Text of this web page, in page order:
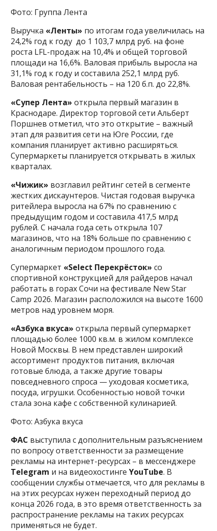
Фото: Группа Лента
Выручка «Ленты» по итогам года увеличилась на
24,2% год к году до 1 103,7 млрд руб. на фоне
роста LFL-продаж на 10,4% и общей торговой
площади на 16,6%. Валовая прибыль выросла на
31,1% год к году и составила 252,1 млрд руб.
Валовая рентабельность – на 120 б.п. до 22,8%.
«Супер Лента» открыла первый магазин в
Краснодаре. Директор торговой сети Альберт
Поршнев отметил, что это открытие – важный
этап для развития сети на Юге России, где
компания планирует активно расширяться.
Супермаркеты планируется открывать в жилых
кварталах.
«Чижик» возглавил рейтинг сетей в сегменте
жестких дискаунтеров. Чистая годовая выручка
ритейлера выросла на 67% по сравнению с
предыдущим годом и составила 417,5 млрд
рублей. С начала года сеть открыла 107
магазинов, что на 18% больше по сравнению с
аналогичным периодом прошлого года.
Супермаркет «Select Перекрёсток» со
спортивной конструкцией для райдеров начал
работать в горах Сочи на фестивале New Star
Camp 2026. Магазин расположился на высоте 1600
метров над уровнем моря.
«Азбука вкуса» открыла первый супермаркет
площадью более 1000 кв.м. в жилом комплексе
Новой Москвы. В нем представлен широкий
ассортимент продуктов питания, включая
готовые блюда, а также другие товары
повседневного спроса — уходовая косметика,
посуда, игрушки. Особенностью новой точки
стала зона кафе с собственной кулинарией.
Фото: Азбука вкуса
ФАС выступила с дополнительным разъяснением
по вопросу ответственности за размещение
рекламы на интернет-ресурсах – в мессенджере
Telegram и на видеохостингеYouTube. В
сообщении службы отмечается, что для рекламы в
на этих ресурсах нужен переходный период до
конца 2026 года, в это время ответственность за
распространение рекламы на таких ресурсах
применяться не будет.